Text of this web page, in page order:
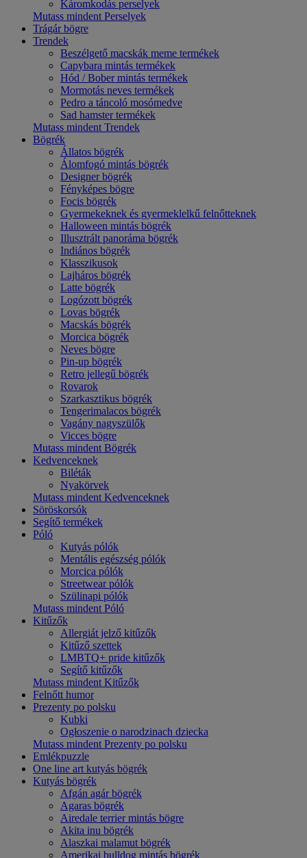
Káromkodás perselyek
Mutass mindent Perselyek
Trágár bögre
Trendek
Beszélgető macskák meme termékek
Capybara mintás termékek
Hód / Bober mintás termékek
Mormotás neves termékek
Pedro a táncoló mosómedve
Sad hamster termékek
Mutass mindent Trendek
Bögrék
Állatos bögrék
Álomfogó mintás bögrék
Designer bögrék
Fényképes bögre
Focis bögrék
Gyermekeknek és gyermeklelkű felnőtteknek
Halloween mintás bögrék
Illusztrált panoráma bögrék
Indiános bögrék
Klasszikusok
Lajháros bögrék
Latte bögrék
Logózott bögrék
Lovas bögrék
Macskás bögrék
Morcica bögrék
Neves bögre
Pin-up bögrék
Retro jellegű bögrék
Rovarok
Szarkasztikus bögrék
Tengerimalacos bögrék
Vagány nagyszülők
Vicces bögre
Mutass mindent Bögrék
Kedvenceknek
Biléták
Nyakörvek
Mutass mindent Kedvenceknek
Söröskorsók
Segítő termékek
Póló
Kutyás pólók
Mentális egészség pólók
Morcica pólók
Streetwear pólók
Szülinapi pólók
Mutass mindent Póló
Kitűzők
Allergiát jelző kitűzők
Kitűző szettek
LMBTQ+ pride kitűzők
Segítő kitűzők
Mutass mindent Kitűzők
Felnőtt humor
Prezenty po polsku
Kubki
Ogłoszenie o narodzinach dziecka
Mutass mindent Prezenty po polsku
Emlékpuzzle
One line art kutyás bögrék
Kutyás bögrék
Afgán agár bögrék
Agaras bögrék
Airedale terrier mintás bögre
Akita inu bögrék
Alaszkai malamut bögrék
Amerikai bulldog mintás bögrék